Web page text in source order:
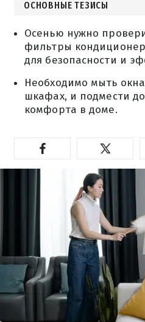
ОСНОВНЫЕ ТЕЗИСЫ
Осенью нужно
фильтры
для безопасности и
Необходимо мыть
шкафах, и подмести
комфорта в доме.